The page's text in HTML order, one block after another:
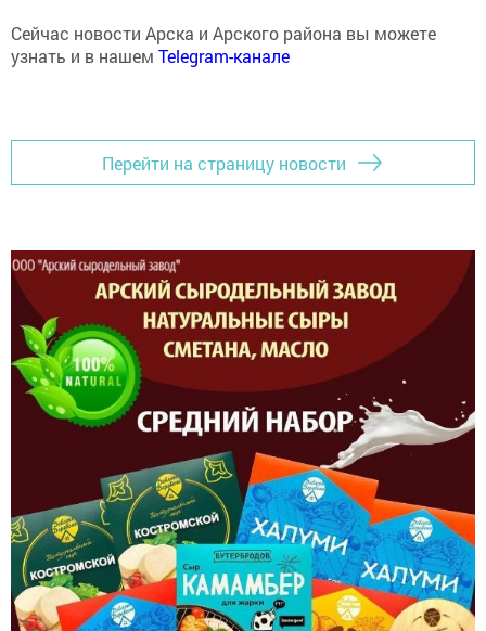
Сейчас новости Арска и Арского района вы можете
узнать и в нашем Telegram-канале
Перейти на страницу новости